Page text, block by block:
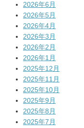
2026年6月
2026年5月
2026年4月
2026年3月
2026年2月
2026年1月
2025年12月
2025年11月
2025年10月
2025年9月
2025年8月
2025年7月